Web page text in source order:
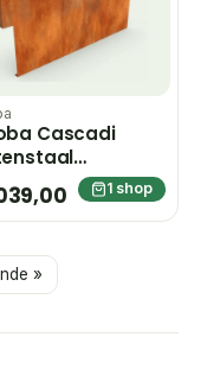
Cascadi
op
1000 x 250 x 1200
bruin
1 shop
»